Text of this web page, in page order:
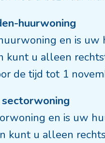
huurwoning
en is uw
kunt u alleen
de tijd tot 1
en is uw
kunt u alleen